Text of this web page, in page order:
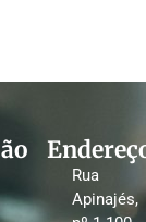
Rua
Apinajés,